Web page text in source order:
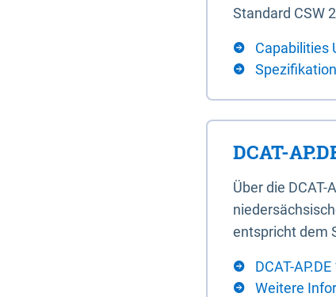
Standard CSW
Capabilities
DCAT-
Über die
entspricht dem
DCAT-
Weitere